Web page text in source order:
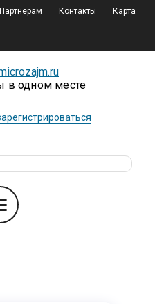
Партнерам Контакты
Карта
в одном месте